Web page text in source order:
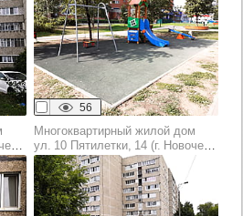
56
Многоквартирный жилой дом
ул. 10 Пятилетки, 14 (г. Новочебоксарск)